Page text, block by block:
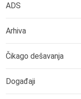
ADS
Arhiva
Čikago dešavanja
Događaji